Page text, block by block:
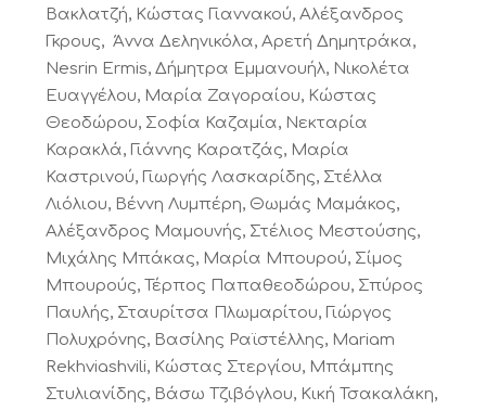
Βακλατζή, Κώστας Γιαννακού, Αλέξανδρος
Γκρους, Άννα Δεληνικόλα, Αρετή Δημητράκα,
Nesrin Εrmis, Δήμητρα Εμμανουήλ, Νικολέτα
Ευαγγέλου, Μαρία Ζαγοραίου, Κώστας
Θεοδώρου, Σοφία Καζαμία, Νεκταρία
Καρακλά, Γιάννης Καρατζάς, Μαρία
Καστρινού, Γιωργής Λασκαρίδης, Στέλλα
Λιόλιου, Βέννη Λυμπέρη, Θωμάς Μαμάκος,
Αλέξανδρος Μαμουνής, Στέλιος Μεστούσης,
Μιχάλης Μπάκας, Μαρία Μπουρού, Σίμος
Μπουρούς, Τέρπος Παπαθεοδώρου, Σπύρος
Παυλής, Σταυρίτσα Πλωμαρίτου, Γιώργος
Πολυχρόνης, Βασίλης Ραϊστέλλης, Mariam
Rekhviashvili, Κώστας Στεργίου, Μπάμπης
Στυλιανίδης, Βάσω Τζιβόγλου, Κική Τσακαλάκη,